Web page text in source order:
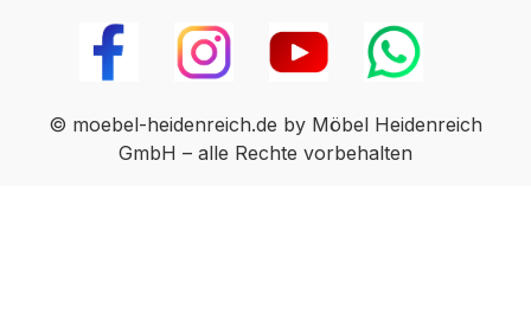
© moebel-heidenreich.de by Möbel Heidenreich
GmbH – alle Rechte vorbehalten